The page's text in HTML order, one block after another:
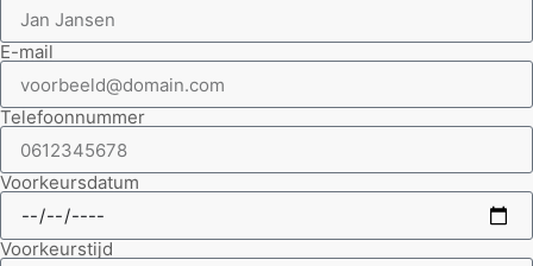
E-mail
Telefoonnummer
Voorkeursdatum
Voorkeurstijd